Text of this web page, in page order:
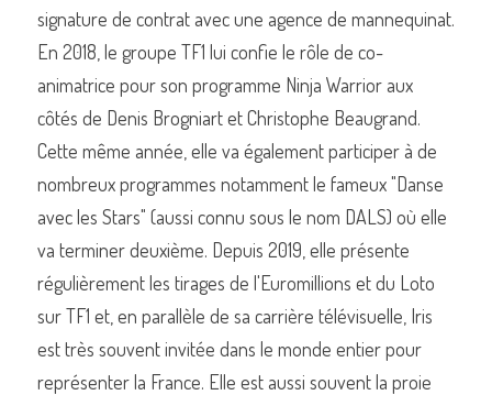
signature de contrat avec une agence de mannequinat.
En 2018, le groupe TF1 lui confie le rôle de co-
animatrice pour son programme Ninja Warrior aux
côtés de Denis Brogniart et Christophe Beaugrand.
Cette même année, elle va également participer à de
nombreux programmes notamment le fameux "Danse
avec les Stars" (aussi connu sous le nom DALS) où elle
va terminer deuxième. Depuis 2019, elle présente
régulièrement les tirages de l'Euromillions et du Loto
sur TF1 et, en parallèle de sa carrière télévisuelle, Iris
est très souvent invitée dans le monde entier pour
représenter la France. Elle est aussi souvent la proie